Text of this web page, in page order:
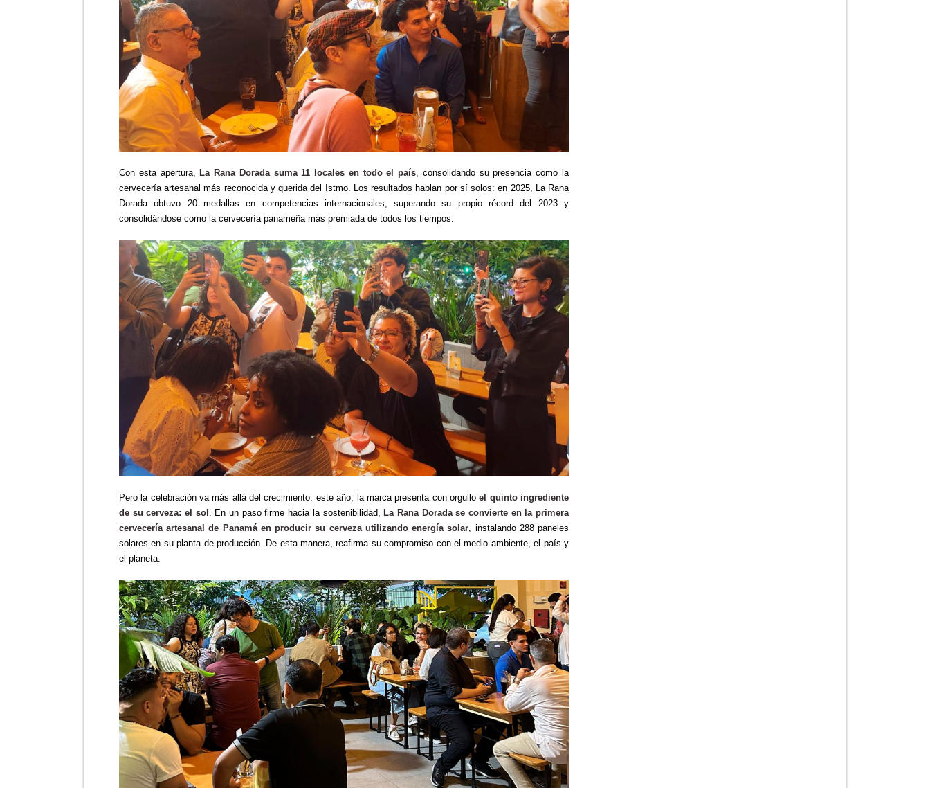
Con esta apertura, La Rana Dorada suma 11 locales en todo el país , consolidando su presencia como la
cervecería artesanal más reconocida y querida del Istmo. Los resultados hablan por sí solos: en 2025, La Rana
Dorada obtuvo 20 medallas en competencias internacionales, superando su propio récord del 2023 y
consolidándose como la cervecería panameña más premiada de todos los tiempos.
Pero la celebración va más allá del crecimiento: este año, la marca presenta con orgulloel quinto ingrediente
de su cerveza: el sol . En un paso firme hacia la sostenibilidad, La Rana Dorada se convierte en la primera
cervecería artesanal de Panamá en producir su cerveza utilizando energía solar, instalando 288 paneles
solares en su planta de producción. De esta manera, reafirma su compromiso con el medio ambiente, el país y
el planeta.